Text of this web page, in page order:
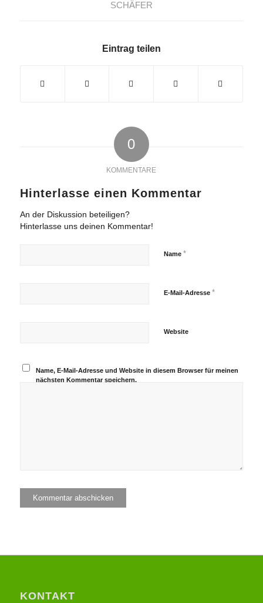
SCHÄFER
Eintrag teilen
0
KOMMENTARE
Hinterlasse einen Kommentar
An der Diskussion beteiligen?
Hinterlasse uns deinen Kommentar!
Name *
E-Mail-Adresse *
Website
Name, E-Mail-Adresse und Website in diesem Browser für meinen
nächsten Kommentar speichern.
KONTAKT